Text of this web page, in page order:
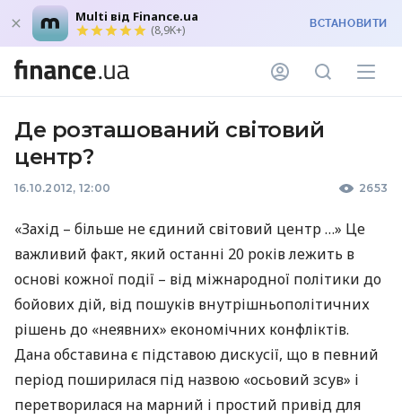
Multi від Finance.ua
(8,9K+) ВСТАНОВИТИ
Де розташований світовий
центр?
16.10.2012, 12:00 2653
«Захід – більше не єдиний світовий центр …» Це
важливий факт, який останні 20 років лежить в
основі кожної події – від міжнародної політики до
бойових дій, від пошуків внутрішньополітичних
рішень до «неявних» економічних конфліктів.
Дана обставина є підставою дискусії, що в певний
період поширилася під назвою «осьовий зсув» і
перетворилася на марний і простий привід для